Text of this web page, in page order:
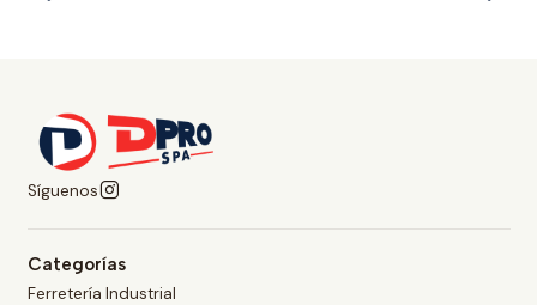
Síguenos
Categorías
Ferretería Industrial